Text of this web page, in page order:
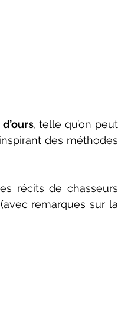
, telle qu’on peut
des méthodes
récits de chasseurs
remarques sur la